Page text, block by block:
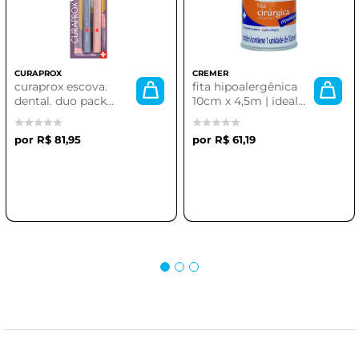
CURAPROX
curaprox escova.
dental. duo pack
edicao especial
cs5460
R$ 81,95
CREMER
fita hipoalergênica
10cm x 4,5m | ideal
para pele sensível
R$ 61,19